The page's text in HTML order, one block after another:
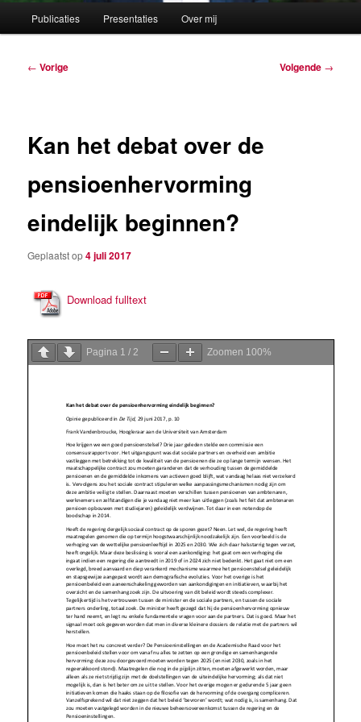
Publicaties Presentaties Over mij
Berichtnavigatie
← Vorige Volgende →
Kan het debat over de
pensioenhervorming
eindelijk beginnen?
Geplaatst op4 juli 2017
Download fulltext
Pagina 1 /2 Zoomen 100%